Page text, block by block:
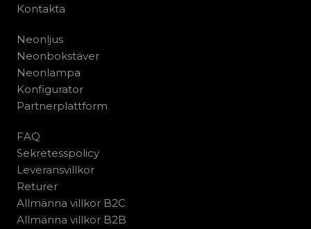
Kontakta
Neonljus
Neonbokstäver
Neonlampa
Konfigurator
Partnerplattform
FAQ
Sekretesspolicy
Leveransvillkor
Returer
Allmänna villkor B2C
Allmänna villkor B2B